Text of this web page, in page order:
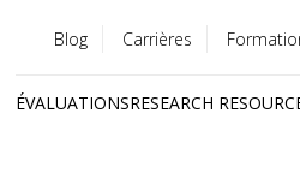
menu
Blog Carrières
ÉVALUATIONSRESEARCH